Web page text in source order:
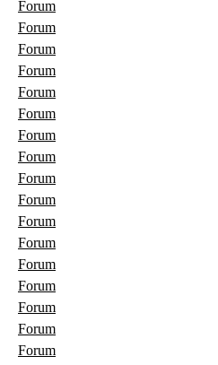
Forum
Forum
Forum
Forum
Forum
Forum
Forum
Forum
Forum
Forum
Forum
Forum
Forum
Forum
Forum
Forum
Forum